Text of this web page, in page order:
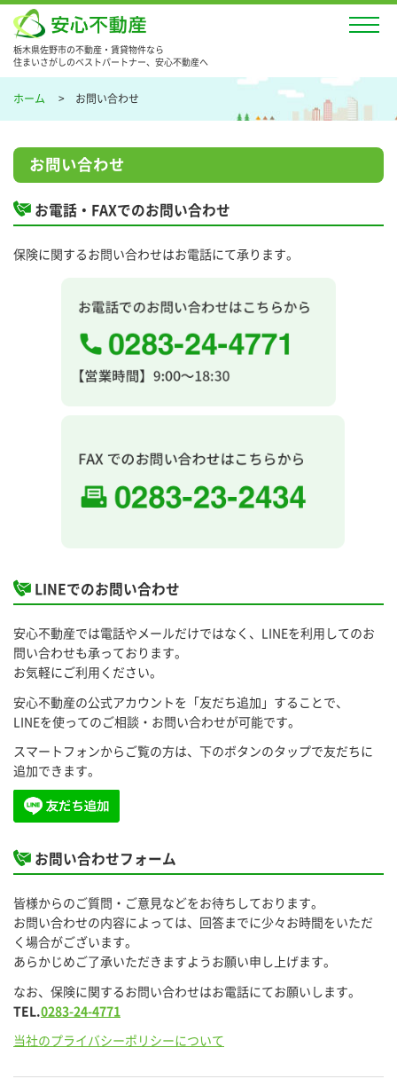
栃木県佐野市の不動産・賃貸物件なら
住まいさがしのベストパートナー、安心不動産へ
ホーム お問い合わせ
お問い合わせ
お電話・FAXでのお問い合わせ
保険に関するお問い合わせはお電話にて承ります。
LINEでのお問い合わせ
安心不動産では電話やメールだけではなく、LINEを利用してのお
問い合わせも承っております。
お気軽にご利用ください。
安心不動産の公式アカウントを「友だち追加」することで、
LINEを使ってのご相談・お問い合わせが可能です。
スマートフォンからご覧の方は、下のボタンのタップで友だちに
追加できます。
お問い合わせフォーム
皆様からのご質問・ご意見などをお待ちしております。
お問い合わせの内容によっては、回答までに少々お時間をいただ
く場合がございます。
あらかじめご了承いただきますようお願い申し上げます。
なお、保険に関するお問い合わせはお電話にてお願いします。
TEL.0283-24-4771
当社のプライバシーポリシーについて